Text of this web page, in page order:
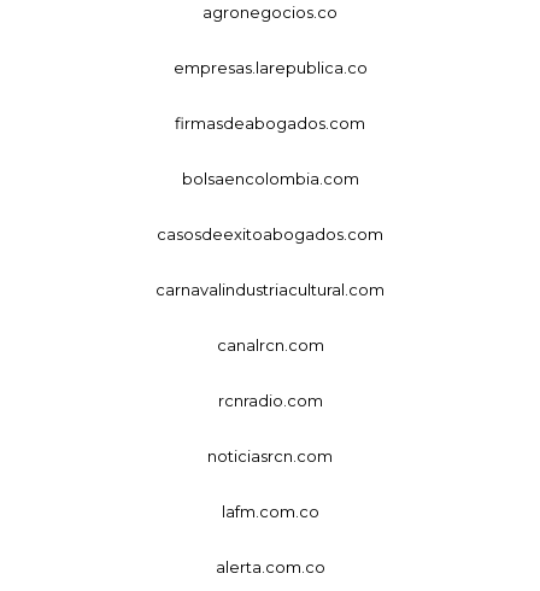
agronegocios.co
empresas.larepublica.co
firmasdeabogados.com
bolsaencolombia.com
casosdeexitoabogados.com
carnavalindustriacultural.com
canalrcn.com
rcnradio.com
noticiasrcn.com
lafm.com.co
alerta.com.co